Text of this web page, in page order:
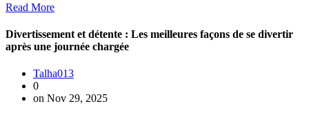
Read More
Divertissement et détente : Les meilleures façons de se divertir
après une journée chargée
Talha013
0
on Nov 29, 2025